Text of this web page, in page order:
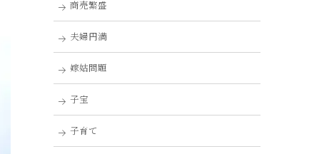
商売繁盛
夫婦円満
嫁姑問題
子宝
子育て